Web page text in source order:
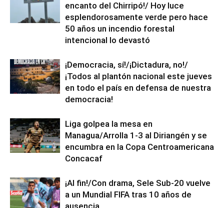
encanto del Chirripó!/ Hoy luce
esplendorosamente verde pero hace
50 años un incendio forestal
intencional lo devastó
¡Democracia, sí!/¡Dictadura, no!/
¡Todos al plantón nacional este jueves
en todo el país en defensa de nuestra
democracia!
Liga golpea la mesa en
Managua/Arrolla 1-3 al Diriangén y se
encumbra en la Copa Centroamericana
Concacaf
¡Al fin!/Con drama, Sele Sub-20 vuelve
a un Mundial FIFA tras 10 años de
ausencia